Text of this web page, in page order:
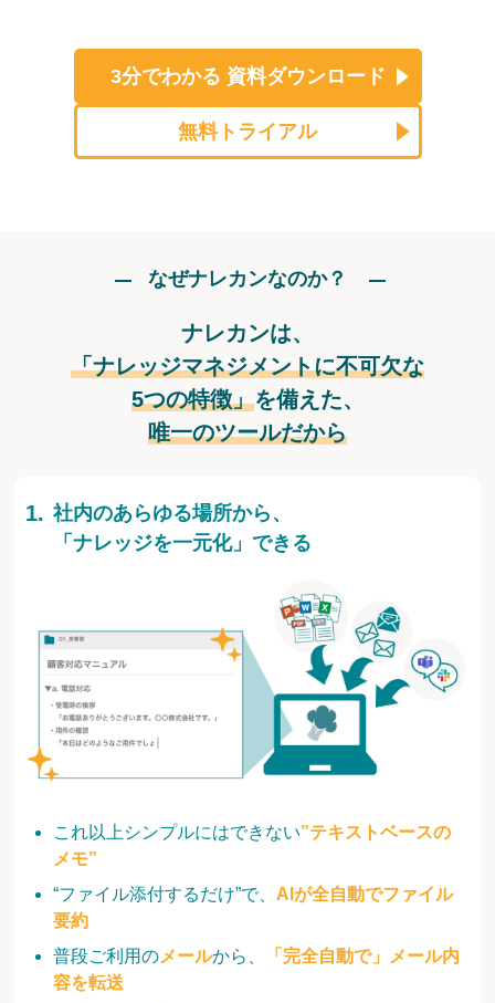
3分でわかる 資料ダウンロード
無料トライアル
なぜナレカンなのか？
ナレカンは、
「ナレッジマネジメントに不可欠な
5つの特徴」を備えた、
唯一のツールだから
これ以上シンプルにはできない”テキストベースの
メモ”
“ファイル添付するだけ”で、 AIが全自動でファイル
要約
普段ご利用のメールから、
「完全自動で」メール内
容を転送
社内のあらゆる場所から、
「ナレッジを一元化」できる